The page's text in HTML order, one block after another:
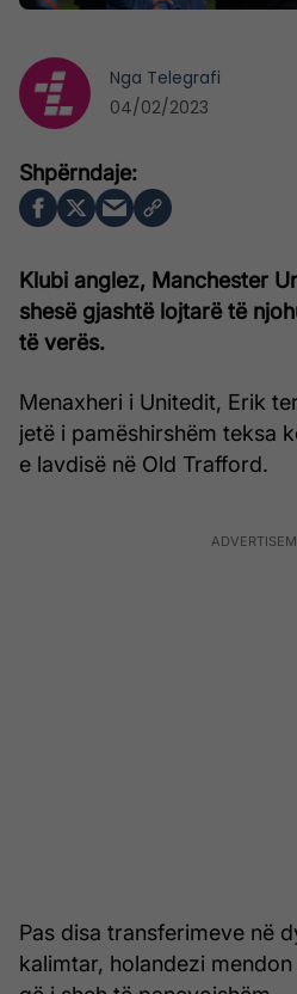
Klubi anglez, Manchester
shesë gjashtë lojtarë të
të verës.
Menaxheri i Unitedit, Erik
jetë i pamëshirshëm teksa
e lavdisë në Old Trafford.
Pas disa transferimeve në
kalimtar, holandezi
Nga Telegrafi
04/02/2023